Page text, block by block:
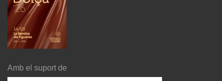
Amb el suport de